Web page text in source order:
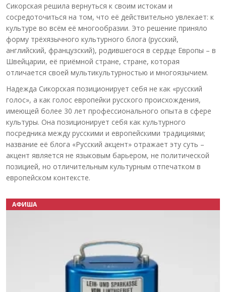
Сикорская решила вернуться к своим истокам и
сосредоточиться на том, что её действительно увлекает: к
культуре во всём её многообразии. Это решение приняло
форму трёхязычного культурного блога (русский,
английский, французский), родившегося в сердце Европы – в
Швейцарии, её приёмной стране, стране, которая
отличается своей мультикультурностью и многоязычием.
Надежда Сикорская позиционирует себя не как «русский
голос», а как голос европейки русского происхождения,
имеющей более 30 лет профессионального опыта в сфере
культуры. Она позиционирует себя как культурного
посредника между русскими и европейскими традициями;
название её блога «Русский акцент» отражает эту суть –
акцент является не языковым барьером, не политической
позицией, но отличительным культурным отпечатком в
европейском контексте.
АФИША